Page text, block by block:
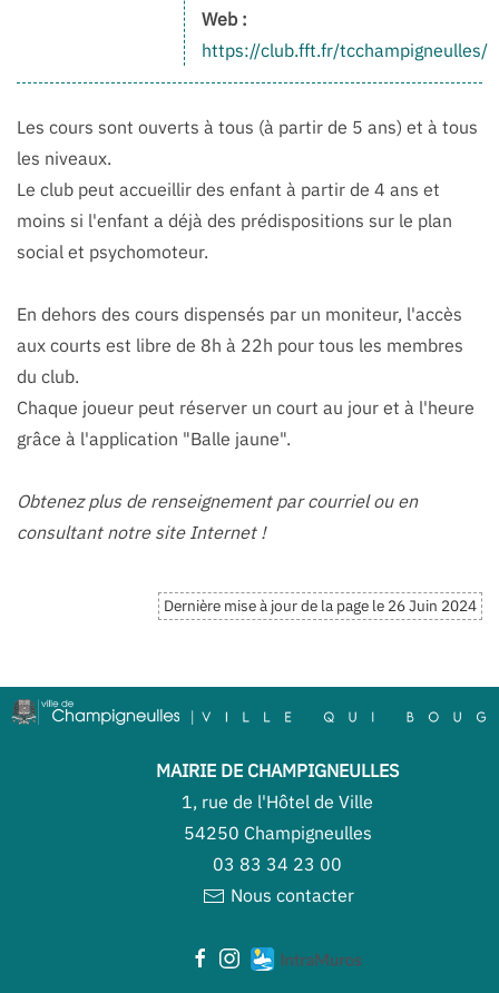
Web :
https://club.fft.fr/tcchampigneulles/
Les cours sont ouverts à tous (à partir de 5 ans) et à tous
les niveaux.
Le club peut accueillir des enfant à partir de 4 ans et
moins si l'enfant a déjà des prédispositions sur le plan
social et psychomoteur.
En dehors des cours dispensés par un moniteur, l'accès
aux courts est libre de 8h à 22h pour tous les membres
du club.
Chaque joueur peut réserver un court au jour et à l'heure
grâce à l'application "Balle jaune".
Obtenez plus de renseignement par courriel ou en
consultant notre site Internet !
Dernière mise à jour de la page le 26 Juin 2024
MAIRIE DE CHAMPIGNEULLES
1, rue de l'Hôtel de Ville
54250 Champigneulles
03 83 34 23 00
Nous contacter